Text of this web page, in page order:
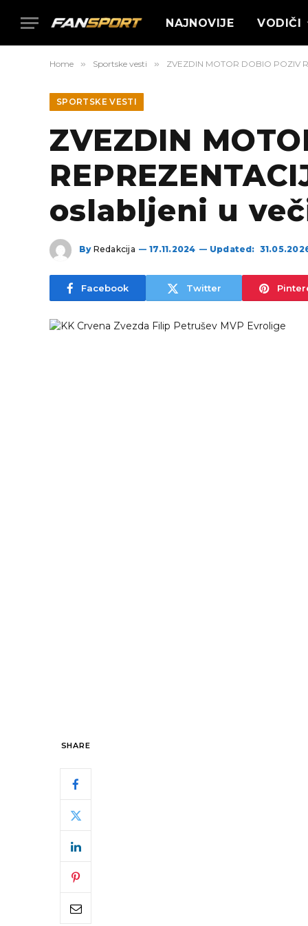
NAJNOVIJE VODIČI
Home » Sportske vesti » ZVEZDIN MOTOR DOBIO POZIV
SPORTSKE VESTI
ZVEZDIN
oslabljeni u
By Redakcija 17.11.2024 Updated:
Facebook Twitter
SHARE